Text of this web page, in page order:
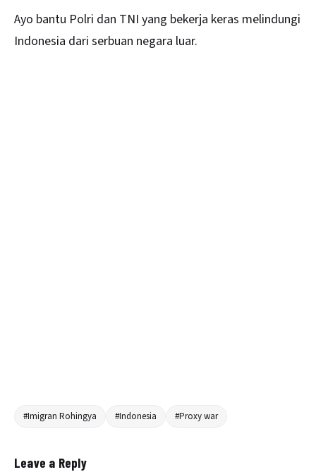
Ayo bantu Polri dan TNI yang bekerja keras melindungi
Indonesia dari serbuan negara luar.
#Imigran Rohingya #Indonesia #Proxy war
Leave a Reply